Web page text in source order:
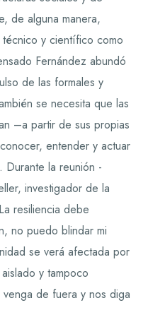
de alguna manera,
y científico como
Fernández abundó
de las formales y
se necesita que las
–a partir de sus propias
entender y actuar
Durante la reunión -
investigador de la
resiliencia debe
no puedo blindar mi
se verá afectada por
y tampoco
de fuera y nos diga